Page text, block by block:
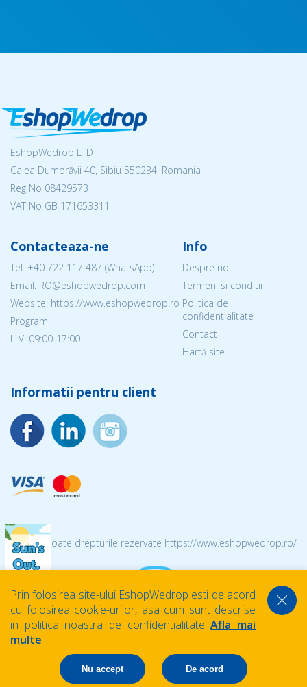
EshopWedrop LTD
Calea Dumbrăvii 40, Sibiu 550234, Romania
Reg No 08429573
VAT No GB 171653311
Contacteaza-ne
Tel: +40 722 117 487 (WhatsApp)
Email: RO@eshopwedrop.com
Website: https://www.eshopwedrop.ro
Program:
L-V: 09:00-17:00
Info
Despre noi
Termeni si conditii
Politica de
confidentialitate
Contact
Hartă site
Informatii pentru client
© 2026 Toate drepturile rezervate https://www.eshopwedrop.ro/
Prin folosirea site-ului EshopWedrop esti de acord
cu folosirea cookie-urilor, asa cum sunt descrise
in politica noastra de confidentialitateAfla mai
multe
Nu accept De acord